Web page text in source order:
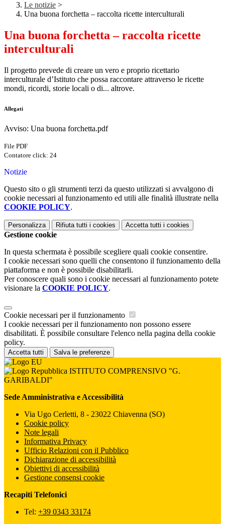
Le notizie >
Una buona forchetta – raccolta ricette interculturali
Una buona forchetta – raccolta ricette
interculturali
Il progetto prevede di creare un vero e proprio ricettario
interculturale d’Istituto che possa raccontare attraverso le ricette
mondi, ricordi, storie locali o di... altrove.
Allegati
Avviso: Una buona forchetta.pdf
File PDF
Contatore click: 24
Notizie
Questo sito o gli strumenti terzi da questo utilizzati si avvalgono di
cookie necessari al funzionamento ed utili alle finalità illustrate nella
COOKIE POLICY.
Personalizza Rifiuta tutti i cookies Accetta tutti i cookies
Gestione cookie
In questa schermata è possibile scegliere quali cookie consentire.
I cookie necessari sono quelli che consentono il funzionamento della
piattaforma e non è possibile disabilitarli.
Per conoscere quali sono i cookie necessari al funzionamento potete
visionare la COOKIE POLICY.
Cookie necessari per il funzionamento
I cookie necessari per il funzionamento non possono essere
disabilitati. È possibile consultare l'elenco nella pagina della cookie
policy.
Accetta tutti Salva le preferenze
ISTITUTO COMPRENSIVO "G.
GARIBALDI"
Sede Amministrativa e Accessibilità
Via Ugo Cerletti, 8 - 23022 Chiavenna (SO)
Cookie policy
Note legali
Informativa Privacy
Ufficio Relazioni con il Pubblico
Dichiarazione di accessibilità
Obiettivi di accessibilità
Gestione consensi cookie
Recapiti Telefonici
Tel: +39 0343 33174